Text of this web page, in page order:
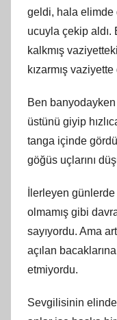
geldi, hala elimde
ucuyla çekip
kalkmış
kızarmış
Ben
üstünü giyip
tanga içinde
göğüs uçlarını
İlerleyen
olmamış gibi
sayıyordu. Ama
açılan
etmiyordu.
Sevgilisinin